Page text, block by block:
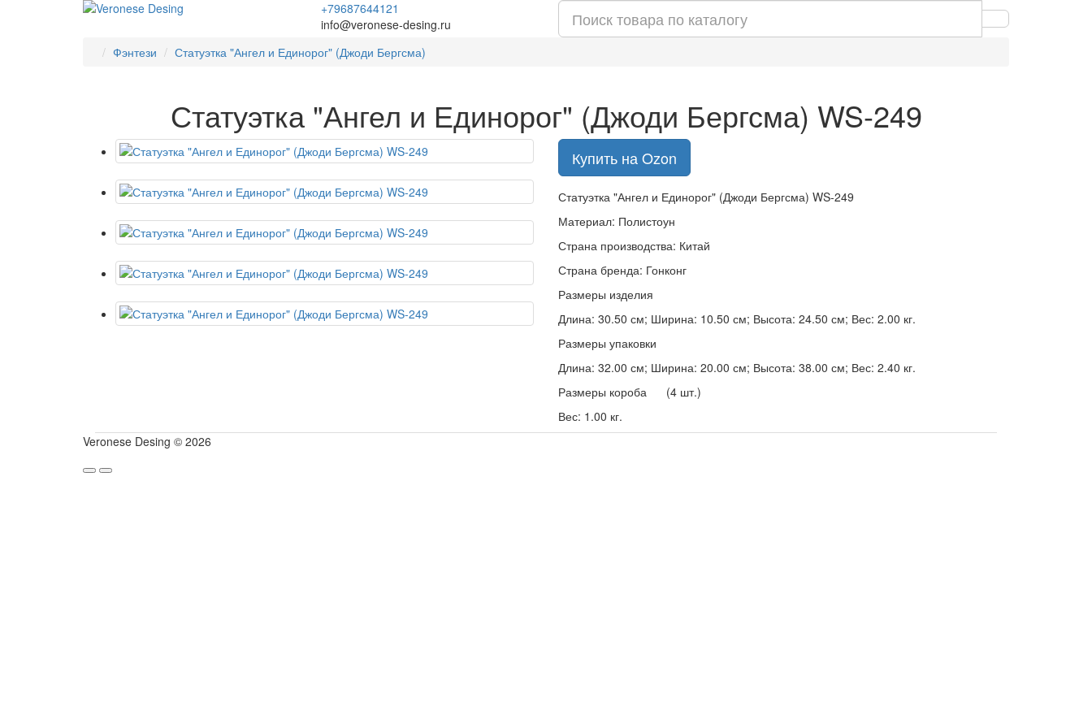
+79687644121
info@veronese-desing.ru
Фэнтези
Статуэтка "Ангел и Единорог" (Джоди Бергсма)
Статуэтка "Ангел и Единорог" (Джоди Бергсма) WS-249
Купить на Ozon
Статуэтка "Ангел и Единорог" (Джоди Бергсма) WS-249
Материал: Полистоун
Страна производства: Китай
Страна бренда: Гонконг
Размеры изделия
Длина: 30.50 см; Ширина: 10.50 см; Высота: 24.50 см; Вес: 2.00 кг.
Размеры упаковки
Длина: 32.00 см; Ширина: 20.00 см; Высота: 38.00 см; Вес: 2.40 кг.
Размеры короба (4 шт.)
Вес: 1.00 кг.
Veronese Desing © 2026